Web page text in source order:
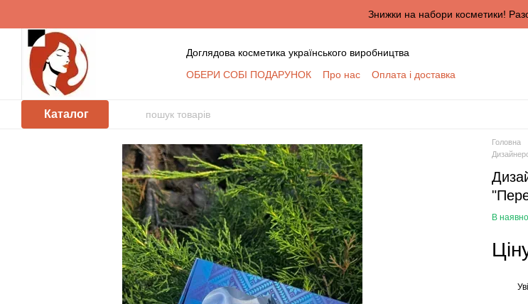
Знижки на набори косметики!
Доглядова косметика українського виробництва
ОБЕРИ СОБІ ПОДАРУНОК
Про нас
Оплата і доставка
Відгуки про магазин
КЛУБ ПОСТІЙНИХ ПОКУПЦІВ
Політика захисту та обробки персональних даних
Каталог
Головна
В